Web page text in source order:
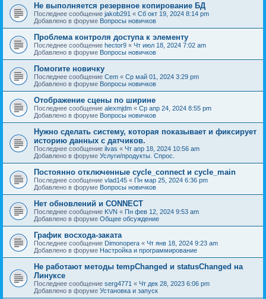
Не выполняется резервное копирование БД
Последнее сообщение jakob291 « Сб окт 19, 2024 8:14 pm
Добавлено в форуме Вопросы новичков
Проблема контроля доступа к элементу
Последнее сообщение hector9 « Чт июл 18, 2024 7:02 am
Добавлено в форуме Вопросы новичков
Помогите новичку
Последнее сообщение Cem « Ср май 01, 2024 3:29 pm
Добавлено в форуме Вопросы новичков
Отображение сцены по ширине
Последнее сообщение alexmjdm « Ср апр 24, 2024 8:55 pm
Добавлено в форуме Вопросы новичков
Нужно сделать систему, которая показывает и фиксирует
историю данных с датчиков.
Последнее сообщение ilvas « Чт апр 18, 2024 10:56 am
Добавлено в форуме Услуги/продукты. Спрос.
Постоянно отключенные cycle_connect и cycle_main
Последнее сообщение vlad145 « Пн мар 25, 2024 6:36 pm
Добавлено в форуме Вопросы новичков
Нет обновлений и CONNECT
Последнее сообщение KVN « Пн фев 12, 2024 9:53 am
Добавлено в форуме Общее обсуждение
График восхода-заката
Последнее сообщение Dimonopera « Чт янв 18, 2024 9:23 am
Добавлено в форуме Настройка и программирование
Не работают методы tempChanged и statusChanged на
Линуксе
Последнее сообщение serg4771 « Чт дек 28, 2023 6:06 pm
Добавлено в форуме Установка и запуск